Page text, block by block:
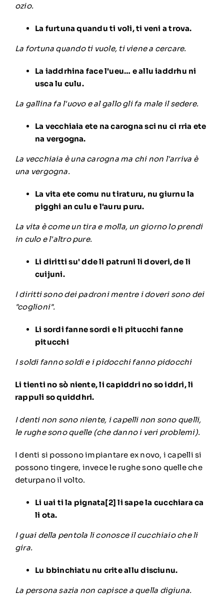
ozio.
La furtuna quandu ti voli, ti veni a trova.
La fortuna quando ti vuole, ti viene a cercare.
La iaddrhina face l'ueu… e allu iaddrhu ni
usca lu culu.
La gallina fa l'uovo e al gallo gli fa male il sedere.
La vecchiaia ete na carogna sci nu ci rria ete
na vergogna.
La vecchiaia è una carogna ma chi non l'arriva è
una vergogna.
La vita ete comu nu tiraturu, nu giurnu la
pigghi an culu e l'auru puru.
La vita è come un tira e molla, un giorno lo prendi
in culo e l'altro pure.
Li diritti su' dde li patruni li doveri, de li
cuijuni.
I diritti sono dei padroni mentre i doveri sono dei
"coglioni".
Li sordi fanne sordi e li pitucchi fanne
pitucchi
I soldi fanno soldi e i pidocchi fanno pidocchi
Li tienti no sò niente, li capiddri no so iddri, li
rappuli so quiddhri.
I denti non sono niente, i capelli non sono quelli,
le rughe sono quelle (che danno i veri problemi).
I denti si possono impiantare ex novo, i capelli si
possono tingere, invece le rughe sono quelle che
deturpano il volto.
Li uai ti la pignata[2] li sape la cucchiara ca
li ota.
I guai della pentola li conosce il cucchiaio che li
gira.
Lu bbinchiatu nu crite allu disciunu.
La persona sazia non capisce a quella digiuna.